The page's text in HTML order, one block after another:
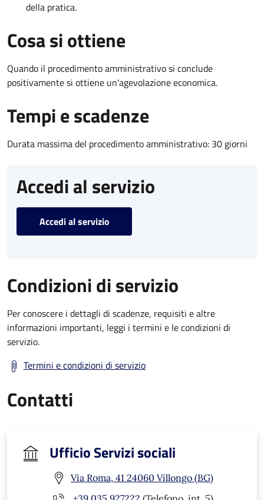
della pratica.
Cosa si ottiene
Quando il procedimento amministrativo si conclude
positivamente si ottiene un'agevolazione economica.
Tempi e scadenze
Durata massima del procedimento amministrativo: 30 giorni
Accedi al servizio
Accedi al servizio
Condizioni di servizio
Per conoscere i dettagli di scadenze, requisiti e altre
informazioni importanti, leggi i termini e le condizioni di
servizio.
Termini e condizioni di servizio
Contatti
Ufficio Servizi sociali
Via Roma, 41 24060 Villongo (BG)